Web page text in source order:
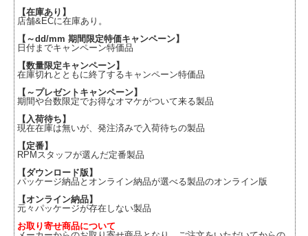
【在庫あり】
店舗&ECに在庫あり。
【～dd/mm 期間限定特価キャンペーン】
日付までキャンペーン特価品
【数量限定キャンペーン】
在庫切れとともに終了するキャンペーン特価品
【～プレゼントキャンペーン】
期間や台数限定でお得なオマケがついて来る製品
【入荷待ち】
現在在庫は無いが、発注済みで入荷待ちの製品
【定番】
RPMスタッフが選んだ定番製品
【ダウンロード版】
パッケージ納品とオンライン納品が選べる製品のオンライン版
【オンライン納品】
元々パッケージが存在しない製品
お取り寄せ商品について